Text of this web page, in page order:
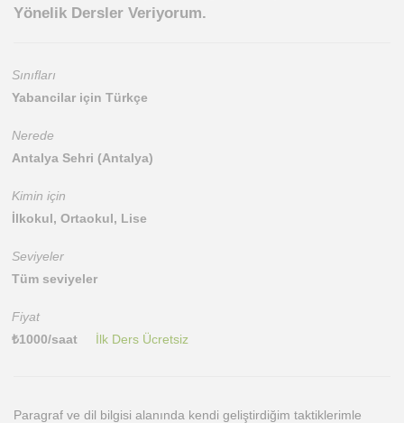
Yönelik Dersler Veriyorum.
Sınıfları
Yabancilar için Türkçe
Nerede
Antalya Sehri (Antalya)
Kimin için
İlkokul, Ortaokul, Lise
Seviyeler
Tüm seviyeler
Fiyat
₺1000/saat İlk Ders Ücretsiz
Paragraf ve dil bilgisi alanında kendi geliştirdiğim taktiklerimle